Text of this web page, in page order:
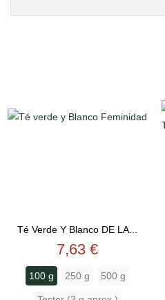
Té Verde Y Blanco DE LA...
Precio
7,63 €
100 g 250 g 500 g